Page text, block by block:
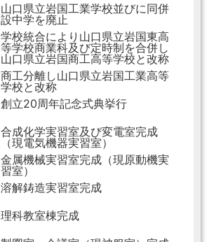
山口県立岩国工業学校並びに同併
設中学を廃止
学校統合により山口県立岩国東高
等学校商業科及び定時制を合併し
山口県立岩国商工高等学校と改称
商工分離し山口県立岩国工業高等
学校と改称
創立20周年記念式典挙行
合成化学実習室及び変電室完成
（現電気機器実習室）
金属機械実習室完成（現原動機実
習室）
溶解鋳造実習室完成
理科教室棟完成